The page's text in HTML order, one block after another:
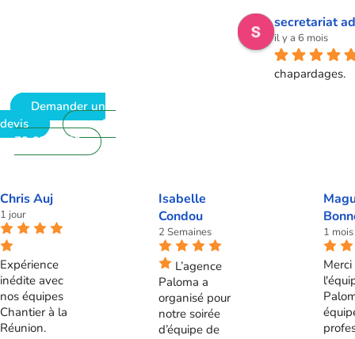
Demander un
devis
09
72 62 28 60
secretariat
il y a 6 mois
chapardages.
Chris Auj
1 jour
Expérience
inédite avec
nos équipes
Chantier à la
Réunion.
Isabelle
Condou
2 Semaines
L’agence
Paloma a
organisé pour
notre soirée
d’équipe de
1 mois